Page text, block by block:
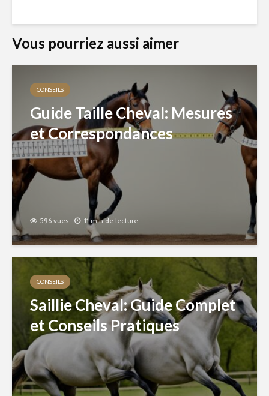
Vous pourriez aussi aimer
CONSEILS
Guide Taille Cheval: Mesures
et Correspondances
596 vues 11 min de lecture
CONSEILS
Saillie Cheval: Guide Complet
et Conseils Pratiques